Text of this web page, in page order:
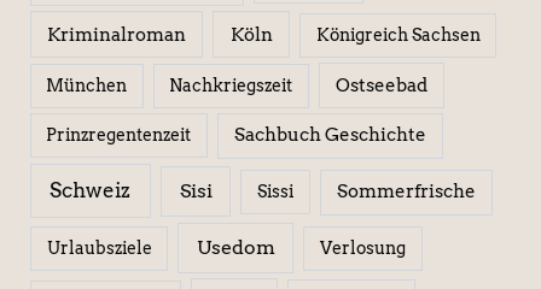
Kriminalroman Köln Königreich Sachsen
München Nachkriegszeit Ostseebad
Prinzregentenzeit Sachbuch Geschichte
Schweiz Sisi Sissi Sommerfrische
Urlaubsziele Usedom Verlosung